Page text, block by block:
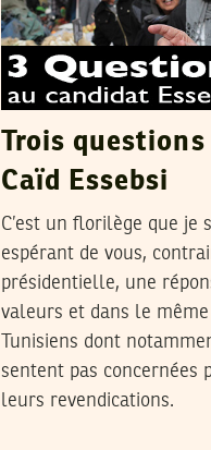
Trois
Caïd Essebsi
C’est un florilège que je
espérant de vous,
présidentielle, une
valeurs et dans le
Tunisiens dont
sentent pas concernées
leurs revendications.